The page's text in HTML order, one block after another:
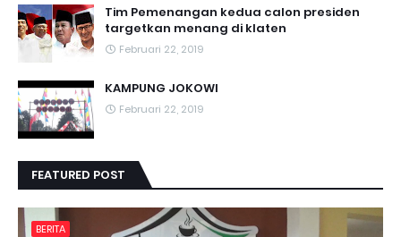
Tim Pemenangan kedua calon presiden
targetkan menang di klaten
Februari 22, 2019
KAMPUNG JOKOWI
Februari 22, 2019
FEATURED POST
BERITA